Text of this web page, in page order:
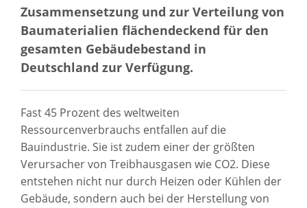
Zusammensetzung und zur Verteilung von
Baumaterialien flächendeckend für den
gesamten Gebäudebestand in
Deutschland zur Verfügung.
Fast 45 Prozent des weltweiten
Ressourcenverbrauchs entfallen auf die
Bauindustrie. Sie ist zudem einer der größten
Verursacher von Treibhausgasen wie CO2. Diese
entstehen nicht nur durch Heizen oder Kühlen der
Gebäude, sondern auch bei der Herstellung von